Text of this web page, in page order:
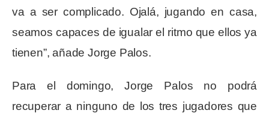
va a ser complicado. Ojalá, jugando en casa,
seamos capaces de igualar el ritmo que ellos ya
tienen”, añade Jorge Palos.
Para el domingo, Jorge Palos no podrá
recuperar a ninguno de los tres jugadores que